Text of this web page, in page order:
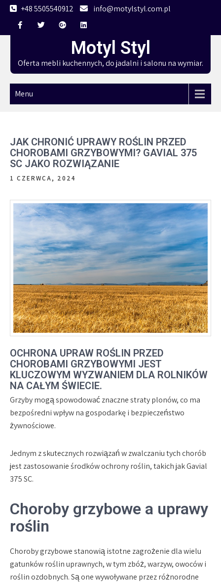
Skip
content
+48 5505540912 info@motylstyl.com.pl
Motyl Styl
Oferta mebli kuchennych, do jadalni i salonu na wymiar.
Menu
JAK CHRONIĆ UPRAWY ROŚLIN PRZED
CHOROBAMI GRZYBOWYMI? GAVIAL 375
SC JAKO ROZWIĄZANIE
1 CZERWCA, 2024
OCHRONA UPRAW ROŚLIN PRZED
CHOROBAMI GRZYBOWYMI JEST
KLUCZOWYM WYZWANIEM DLA ROLNIKÓW
NA CAŁYM ŚWIECIE.
Grzyby mogą spowodować znaczne straty plonów, co ma
bezpośredni wpływ na gospodarkę i bezpieczeństwo
żywnościowe.
Jednym z skutecznych rozwiązań w zwalczaniu tych chorób
jest zastosowanie środków ochrony roślin, takich jak Gavial
375 SC.
Choroby grzybowe a uprawy
roślin
Choroby grzybowe stanowią istotne zagrożenie dla wielu
gatunków roślin uprawnych, w tym zbóż, warzyw, owoców i
roślin ozdobnych. Są one wywoływane przez różnorodne